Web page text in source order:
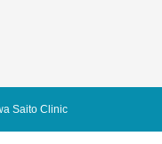
Saito Clinic